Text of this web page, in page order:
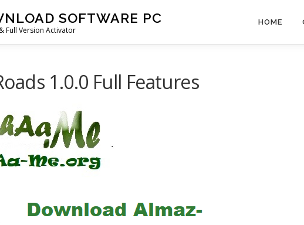
SOFTWARE PC
Full Version Activator
HOME
1.0.0 Full Features